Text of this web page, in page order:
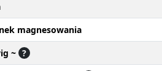
magnesowania
~ ?